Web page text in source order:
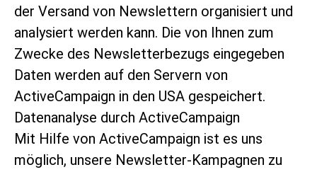
der Versand von Newslettern organisiert und
analysiert werden kann. Die von Ihnen zum
Zwecke des Newsletterbezugs eingegeben
Daten werden auf den Servern von
ActiveCampaign in den USA gespeichert.
Datenanalyse durch ActiveCampaign
Mit Hilfe von ActiveCampaign ist es uns
möglich, unsere Newsletter-Kampagnen zu